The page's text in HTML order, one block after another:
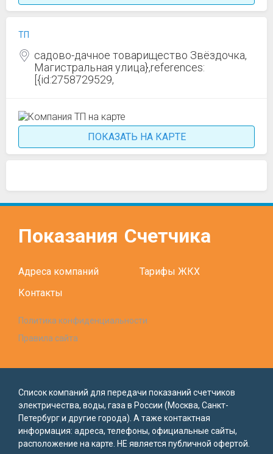
ТП
садово-дачное товарищество Звёздочка,
Магистральная улица},references:
[{id:2758729529,
ПОКАЗАТЬ НА КАРТЕ
Показания Счетчика
Адреса компаний
Тарифы ЖКХ
Контакты
Политика конфиденциальности
Правила сайта
Список компаний для передачи показаний счетчиков
электричества, воды, газа в России (Москва, Санкт-
Петербург и другие города). А таже контактная
информация: адреса, телефоны, официальные сайты,
расположение на карте. НЕ является публичной офертой.